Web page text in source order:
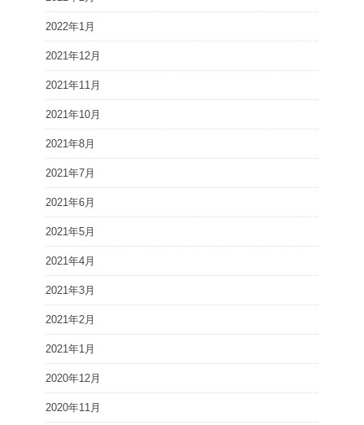
2022年1月
2021年12月
2021年11月
2021年10月
2021年8月
2021年7月
2021年6月
2021年5月
2021年4月
2021年3月
2021年2月
2021年1月
2020年12月
2020年11月